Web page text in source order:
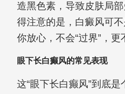
造黑色素，导致皮肤局
得注意的是，白癜风可不
你放心，不会“过界”，更
眼下长白癫风的常见表现
这“眼下长白癫风”到底